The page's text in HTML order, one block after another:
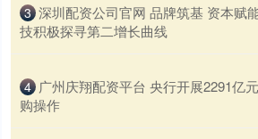
3 深圳配资公司官网 品牌筑基 资本赋
技积极探寻第二增长曲线
4 广州庆翔配资平台 央行开展2291亿
购操作